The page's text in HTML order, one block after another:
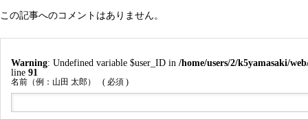
この記事へのコメントはありません。
Warning : Undefined variable $user_ID in /home/users/2/k5yamasaki/
line 91
名前（例：山田 太郎） ( 必須 )